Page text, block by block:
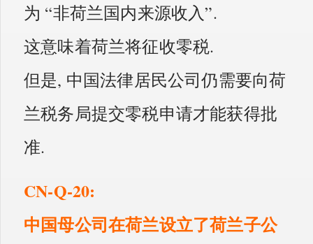
为 “非荷兰国内来源收入”.
这意味着荷兰将征收零税.
但是, 中国法律居民公司仍需要向荷
兰税务局提交零税申请才能获得批
准.
CN-Q-20:
中国母公司在荷兰设立了荷兰子公